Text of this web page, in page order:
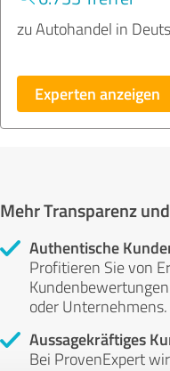
zu Autohandel in
Experten anzeigen
Mehr Transparenz
Authentische
Profitieren Sie von
oder Unternehmens.
Aussagekräftiges
Bei ProvenExpert